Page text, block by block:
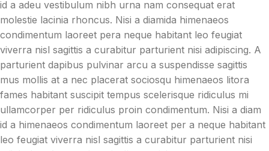
id a adeu vestibulum nibh urna nam consequat erat
molestie lacinia rhoncus. Nisi a diamida himenaeos
condimentum laoreet pera neque habitant leo feugiat
viverra nisl sagittis a curabitur parturient nisi adipiscing. A
parturient dapibus pulvinar arcu a suspendisse sagittis
mus mollis at a nec placerat sociosqu himenaeos litora
fames habitant suscipit tempus scelerisque ridiculus mi
ullamcorper per ridiculus proin condimentum. Nisi a diam
id a himenaeos condimentum laoreet per a neque habitant
leo feugiat viverra nisl sagittis a curabitur parturient nisi